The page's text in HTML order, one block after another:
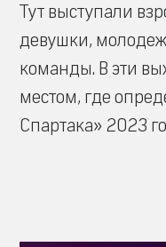
Тут выступали
девушки,
команды. В эти
местом, где
Спартака» 2023